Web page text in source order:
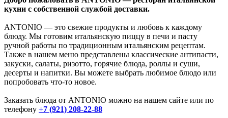
кухни с собственной службой доставки.
ANTONIO — это свежие продукты и любовь к каждому
блюду. Мы готовим итальянскую пиццу в печи и пасту
ручной работы по традиционным итальянским рецептам.
Также в нашем меню представлены классические антипасти,
закуски, салаты, ризотто, горячие блюда, роллы и суши,
десерты и напитки. Вы можете выбрать любимое блюдо или
попробовать что-то новое.
Заказать блюда от ANTONIO можно на нашем сайте или по
телефону +7 (921) 208-22-88